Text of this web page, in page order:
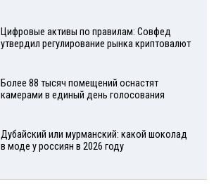
Цифровые активы по правилам: Совфед
утвердил регулирование рынка криптовалют
Более 88 тысяч помещений оснастят
камерами в единый день голосования
Дубайский или мурманский: какой шоколад
в моде у россиян в 2026 году